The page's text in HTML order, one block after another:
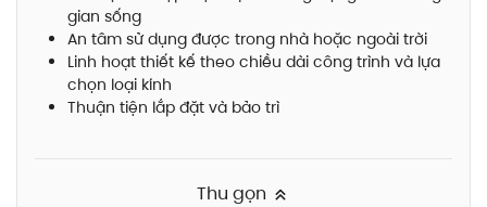
gian sống
An tâm sử dụng được trong nhà hoặc ngoài trời
Linh hoạt thiết kế theo chiều dài công trình và lựa
chọn loại kính
Thuận tiện lắp đặt và bảo trì
Thu gọn